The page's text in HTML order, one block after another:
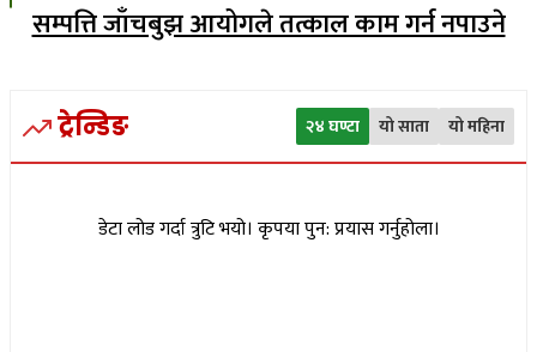
सम्पत्ति जाँचबुझ आयोगले तत्काल काम गर्न नपाउने
ट्रेन्डिङ २४ घण्टा यो साता यो महिना
डेटा लोड गर्दा त्रुटि भयो। कृपया पुन: प्रयास गर्नुहोला।